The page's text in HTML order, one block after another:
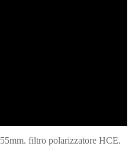
55mm. filtro polarizzatore HCE.